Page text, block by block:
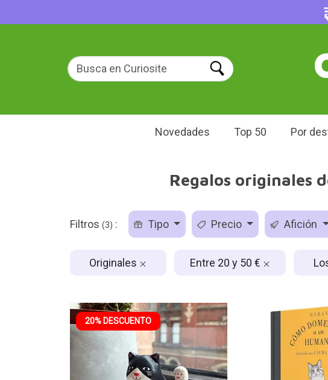
Novedades Top 50 Por
Regalos originales
Filtros (3) : Tipo Precio Afición
Originales Entre 20 y 50 €
20% DESCUENTO